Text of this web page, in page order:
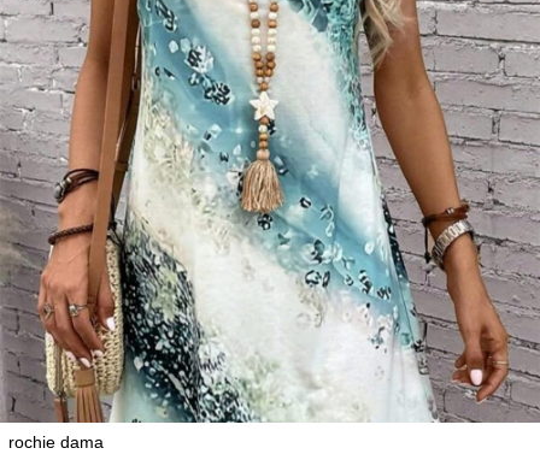
rochie dama